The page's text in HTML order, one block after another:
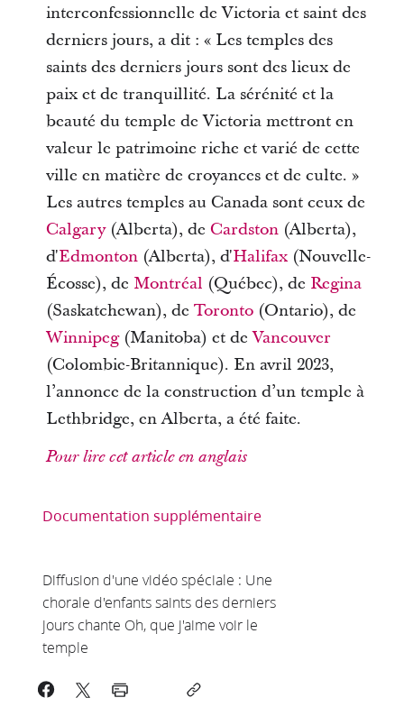
interconfessionnelle de Victoria et saint des
derniers jours, a dit : « Les temples des
saints des derniers jours sont des lieux de
paix et de tranquillité. La sérénité et la
beauté du temple de Victoria mettront en
valeur le patrimoine riche et varié de cette
ville en matière de croyances et de culte. »
Les autres temples au Canada sont ceux de
Calgary (Alberta), de Cardston (Alberta),
d'Edmonton(Alberta), d'Halifax(Nouvelle-
Écosse), de Montréal (Québec), de Regina
(Saskatchewan), de Toronto (Ontario), de
Winnipeg (Manitoba) et deVancouver
(Colombie-Britannique). En avril 2023,
l’annonce de la construction d’un temple à
Lethbridge, en Alberta, a été faite.
Pour lire cet article en anglais
Documentation supplémentaire
Diffusion d'une vidéo spéciale : Une
chorale d'enfants saints des derniers
jours chante Oh, que j'aime voir le
temple